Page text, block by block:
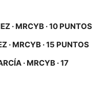
· MRCYB · 10 PUNTOS
· MRCYB · 15 PUNTOS
· MRCYB · 17